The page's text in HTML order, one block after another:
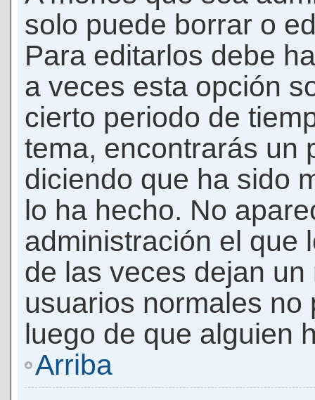
solo puede borrar o
Para editarlos debe
a veces esta opción
cierto periodo de
tema, encontrarás un
diciendo que ha sido
lo ha hecho. No
administración el que
de las veces dejan
usuarios normales
luego de que alguien
Arriba